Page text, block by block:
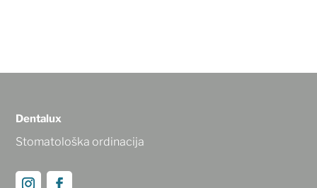
Dentalux
Stomatološka ordinacija